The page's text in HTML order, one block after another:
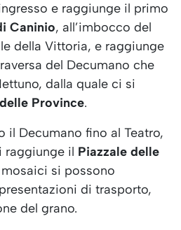
e raggiunge il primo
Caninio, all’imbocco del
della Vittoria, e raggiunge
del Decumano che
dalla quale ci si
Province.
il Decumano fino al Teatro,
raggiunge il Piazzale delle
si possono
di trasporto,
del grano.